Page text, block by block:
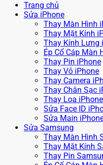
Trang chủ
Sửa iPhone
Thay Màn Hình
Thay Mặt Kính
Thay Kính Lưng
Ép Cổ Cáp Màn
Thay Pin iPhone
Thay Vỏ iPhone
Thay Camera
Thay Chân Sạc
Thay Loa iPhone
Sửa Face ID
Sửa Main
Sửa Samsung
Thay Màn Hình
Thay Mặt Kính
Thay Pin